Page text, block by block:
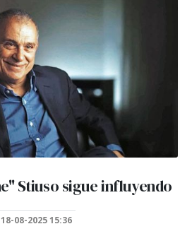
Stiuso sigue influyendo
18-08-2025 15:36